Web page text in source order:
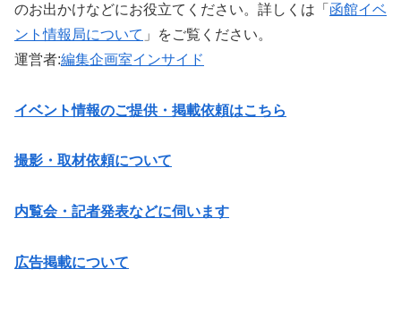
のお出かけなどにお役立てください。詳しくは「 函館イベ
ント情報局について 」をご覧ください。 ‎
運営者:編集企画室インサイド
イベント情報のご提供・掲載依頼はこちら
撮影・取材依頼について
内覧会・記者発表などに伺います
広告掲載について